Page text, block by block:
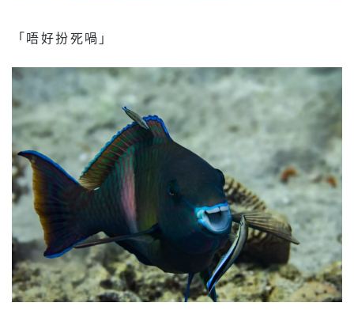
「唔好扮死喎」